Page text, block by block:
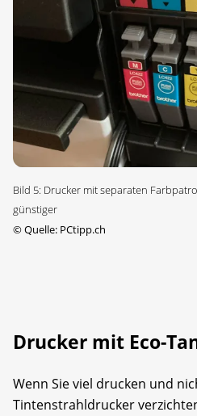
Bild 5: Drucker mit separaten
günstiger
©Quelle: PCtipp.ch
Drucker mit Eco-
Wenn Sie viel drucken und
Tintenstrahldrucker